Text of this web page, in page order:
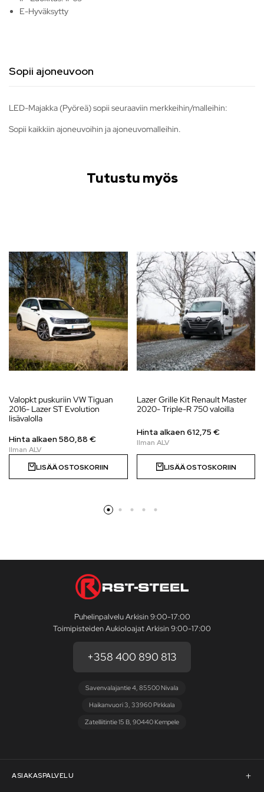
E-Hyväksytty
Sopii ajoneuvoon
LED-Majakka (Pyöreä) sopii seuraaviin merkkeihin/malleihin:
Sopii kaikkiin ajoneuvoihin ja ajoneuvomalleihin.
Tutustu myös
Valopkt puskuriin VW Tiguan
2016- Lazer ST Evolution
lisävalolla
Hinta alkaen580,88 €
LISÄÄ OSTOSKORIIN
Lazer Grille Kit Renault Master
2020- Triple-R 750 valoilla
Hinta alkaen612,75 €
LISÄÄ OSTOSKORIIN
Puhelinpalvelu Arkisin 9:00-17:00
Toimipisteiden Aukioloajat Arkisin 9:00-17:00
+358 400 890 813
Savenvalajantie 4, 85500 Nivala
Haikanvuori 3, 33960 Pirkkala
Zatelliitintie 15 B, 90440 Kempele
ASIAKASPALVELU